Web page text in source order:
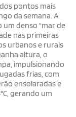
pontos mais
da semana. A
um denso "mar de
nas primeiras
urbanos e rurais
altura, o
impulsionando
frias, com
ensolaradas e
gerando um